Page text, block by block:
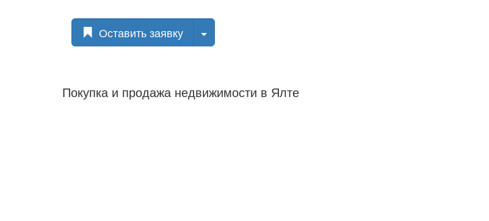
Оставить заявку Toggle Dropdown
Покупка и продажа недвижимости в Ялте